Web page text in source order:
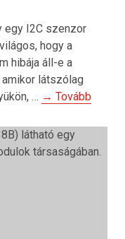
egy I2C szenzor
hogy a
hibája áll-e a
látszólag
… → Tovább